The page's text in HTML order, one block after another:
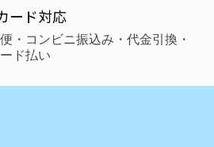
ード対応
・コンビニ振込み・代金引換・
ド払い